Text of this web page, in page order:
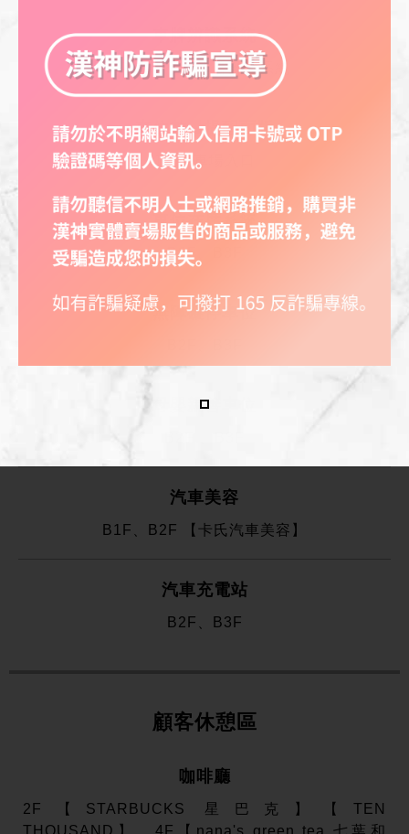
車牌辨識系統
停車場使用車牌辨識系統
車位數量提醒面版
1F 停車場入口
車位在席系統
B2F、B3F
無障礙停車位
母嬰親善車位
汽車美容
B1F、B2F 【卡氏汽車美容】
汽車充電站
B2F、B3F
顧客休憩區
咖啡廳
2F【STARBUCKS 星巴克】【TEN
THOUSAND】、4F【nana's green tea 七葉和